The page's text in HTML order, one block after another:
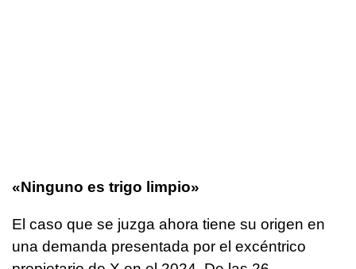
«Ninguno es trigo limpio»
El caso que se juzga ahora tiene su origen en
una demanda presentada por el excéntrico